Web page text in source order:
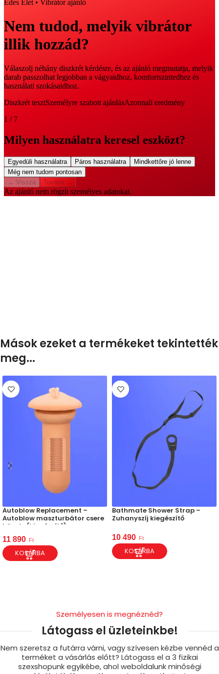
Mások ezeket a termékeket tekintették
meg...
Autoblow Replacement –
Autoblow maszturbátor csere
hüvely (kiegészítő)
11 890 Ft
KOSÁRBA
Bathmate Shower Strap –
Zuhanyszíj kiegészítő
10 490 Ft
KOSÁRBA
Személyesen is megnéznéd?
Látogass el üzleteinkbe!
Nem szeretsz a futárra várni, vagy szívesen kézbe vennéd a
terméket a vásárlás előtt? Látogass el a 3 fizikai
szexshopunk egyikébe, ahol weboldalunk minőségi